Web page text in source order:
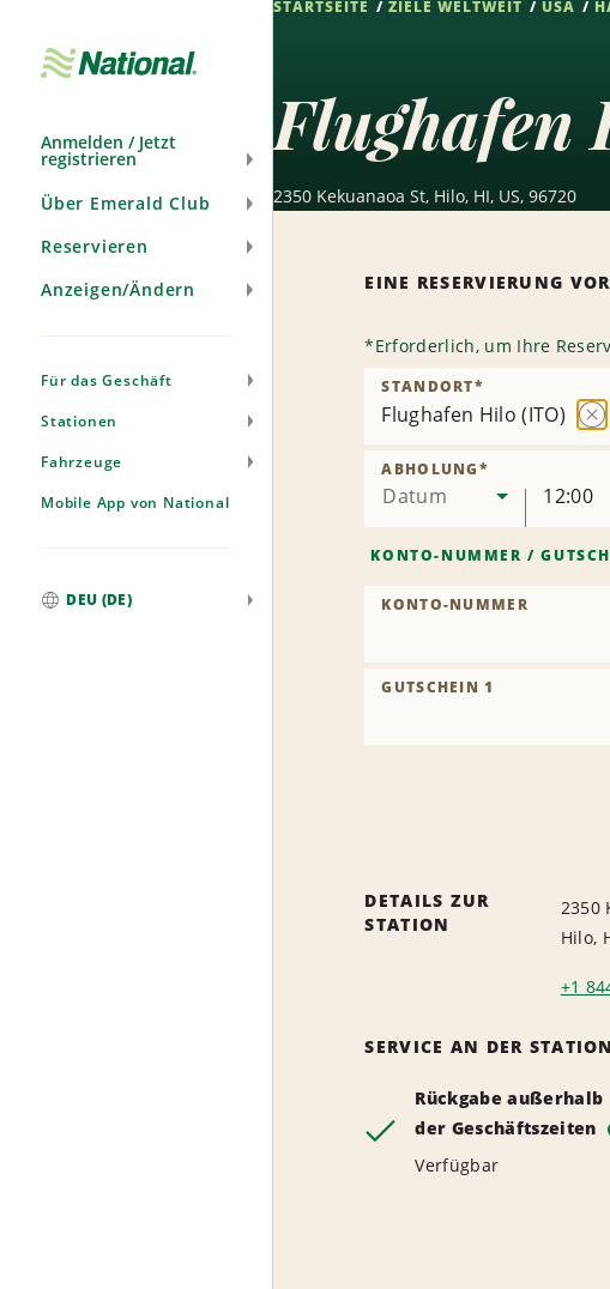
Anmelden / Jetzt
registrieren
Über Emerald Club
Reservieren
Anzeigen/Ändern
Für das Geschäft
Stationen
Fahrzeuge
Mobile App von National
DEU (DE)
STARTSEITE ZIELE WELTWEIT USA
Flughafen
2350 Kekuanaoa St, Hilo, HI, US, 96720
EINE RESERVIERUNG
*Erforderlich, um Ihre
Flughafen Hilo (ITO)
STANDORT*
Datum
ABHOLUNG*
12:00
KONTO-NUMMER /
KONTO-NUMMER
GUTSCHEIN 1
DETAILS ZUR
STATION
2350
Hilo,
+1
SERVICE AN DER STATION
Rückgabe außerhalb
der Geschäftszeiten
Verfügbar